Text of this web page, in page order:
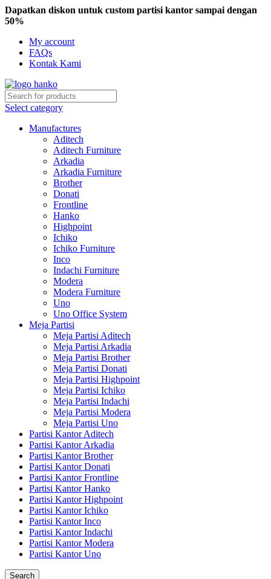
Dapatkan diskon untuk custom partisi kantor sampai dengan
50%
My account
FAQs
Kontak Kami
Select category
Manufactures
Aditech
Aditech Furniture
Arkadia
Arkadia Furniture
Brother
Donati
Frontline
Hanko
Highpoint
Ichiko
Ichiko Furniture
Inco
Indachi Furniture
Modera
Modera Furniture
Uno
Uno Office System
Meja Partisi
Meja Partisi Aditech
Meja Partisi Arkadia
Meja Partisi Brother
Meja Partisi Donati
Meja Partisi Highpoint
Meja Partisi Ichiko
Meja Partisi Indachi
Meja Partisi Modera
Meja Partisi Uno
Partisi Kantor Aditech
Partisi Kantor Arkadia
Partisi Kantor Brother
Partisi Kantor Donati
Partisi Kantor Frontline
Partisi Kantor Hanko
Partisi Kantor Highpoint
Partisi Kantor Ichiko
Partisi Kantor Inco
Partisi Kantor Indachi
Partisi Kantor Modera
Partisi Kantor Uno
Search